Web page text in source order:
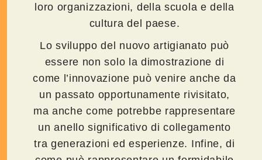
loro organizzazioni, della scuola e della
cultura del paese.
Lo sviluppo del nuovo artigianato può
essere non solo la dimostrazione di
come l’innovazione può venire anche da
un passato opportunamente rivisitato,
ma anche come potrebbe rappresentare
un anello significativo di collegamento
tra generazioni ed esperienze. Infine, di